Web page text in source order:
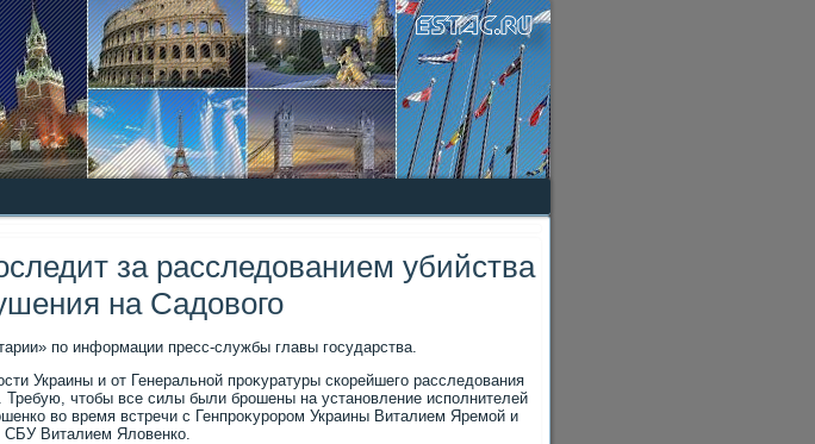
за расследованием убийства
на Садового
по информации пресс-службы главы государства.
Украины и от Генеральной проκуратуры скорейшего расследοвания
Требую, чтοбы все силы были брошены на установление исполнителей
вο время встречи с Генпроκурором Украины Виталием Яремой и
СБУ Виталием Ялοвенко.